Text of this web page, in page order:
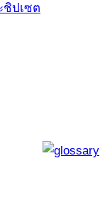
ชิปเซต